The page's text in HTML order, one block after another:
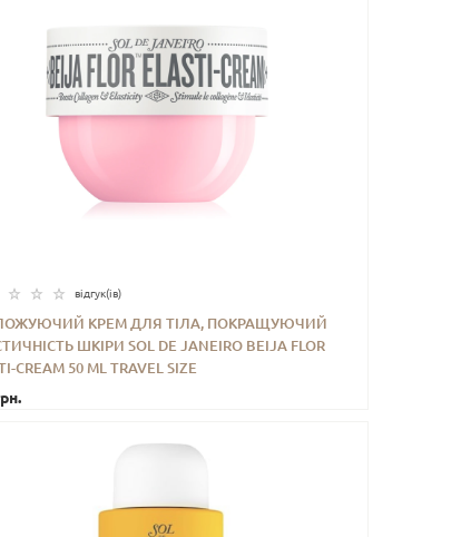
відгук(iв)
КРЕМ ДЛЯ ТІЛА, ПОКРАЩУЮЧИЙ
ШКІРИ SOL DE JANEIRO BEIJA FLOR
CREAM 50 ML TRAVEL SIZE
+